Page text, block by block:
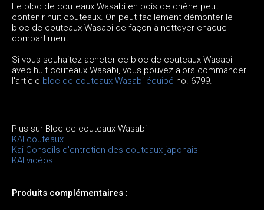
Le bloc de couteaux Wasabi en bois de chêne peut
contenir huit couteaux. On peut facilement démonter le
bloc de couteaux Wasabi de façon à nettoyer chaque
compartiment.
Si vous souhaitez acheter ce bloc de couteaux Wasabi
avec huit couteaux Wasabi, vous pouvez alors commander
l'article bloc de couteaux Wasabi équipé no. 6799.
Plus sur Bloc de couteaux Wasabi
KAI couteaux
Kai Conseils d'entretien des couteaux japonais
KAI vidéos
Produits complémentaires :